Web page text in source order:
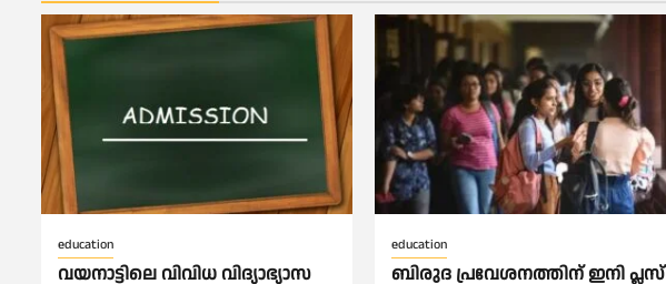
education
വയനാട്ടിലെ വിവിധ വിദ്യാഭ്യാസ
education
ബിരുദ പ്രവേശനത്തിന് ഇനി പ്ലസ്